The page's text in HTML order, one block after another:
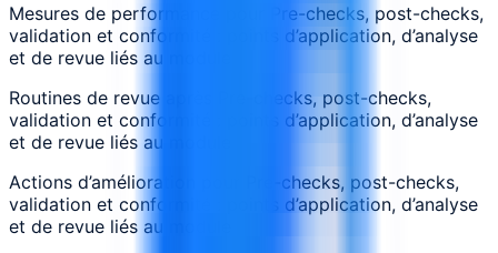
Mesures de performance pour Pre-checks, post-checks,
validation et conformité : points d’application, d’analyse
et de revue liés au module
Routines de revue après Pre-checks, post-checks,
validation et conformité : points d’application, d’analyse
et de revue liés au module
Actions d’amélioration pour Pre-checks, post-checks,
validation et conformité : points d’application, d’analyse
et de revue liés au module